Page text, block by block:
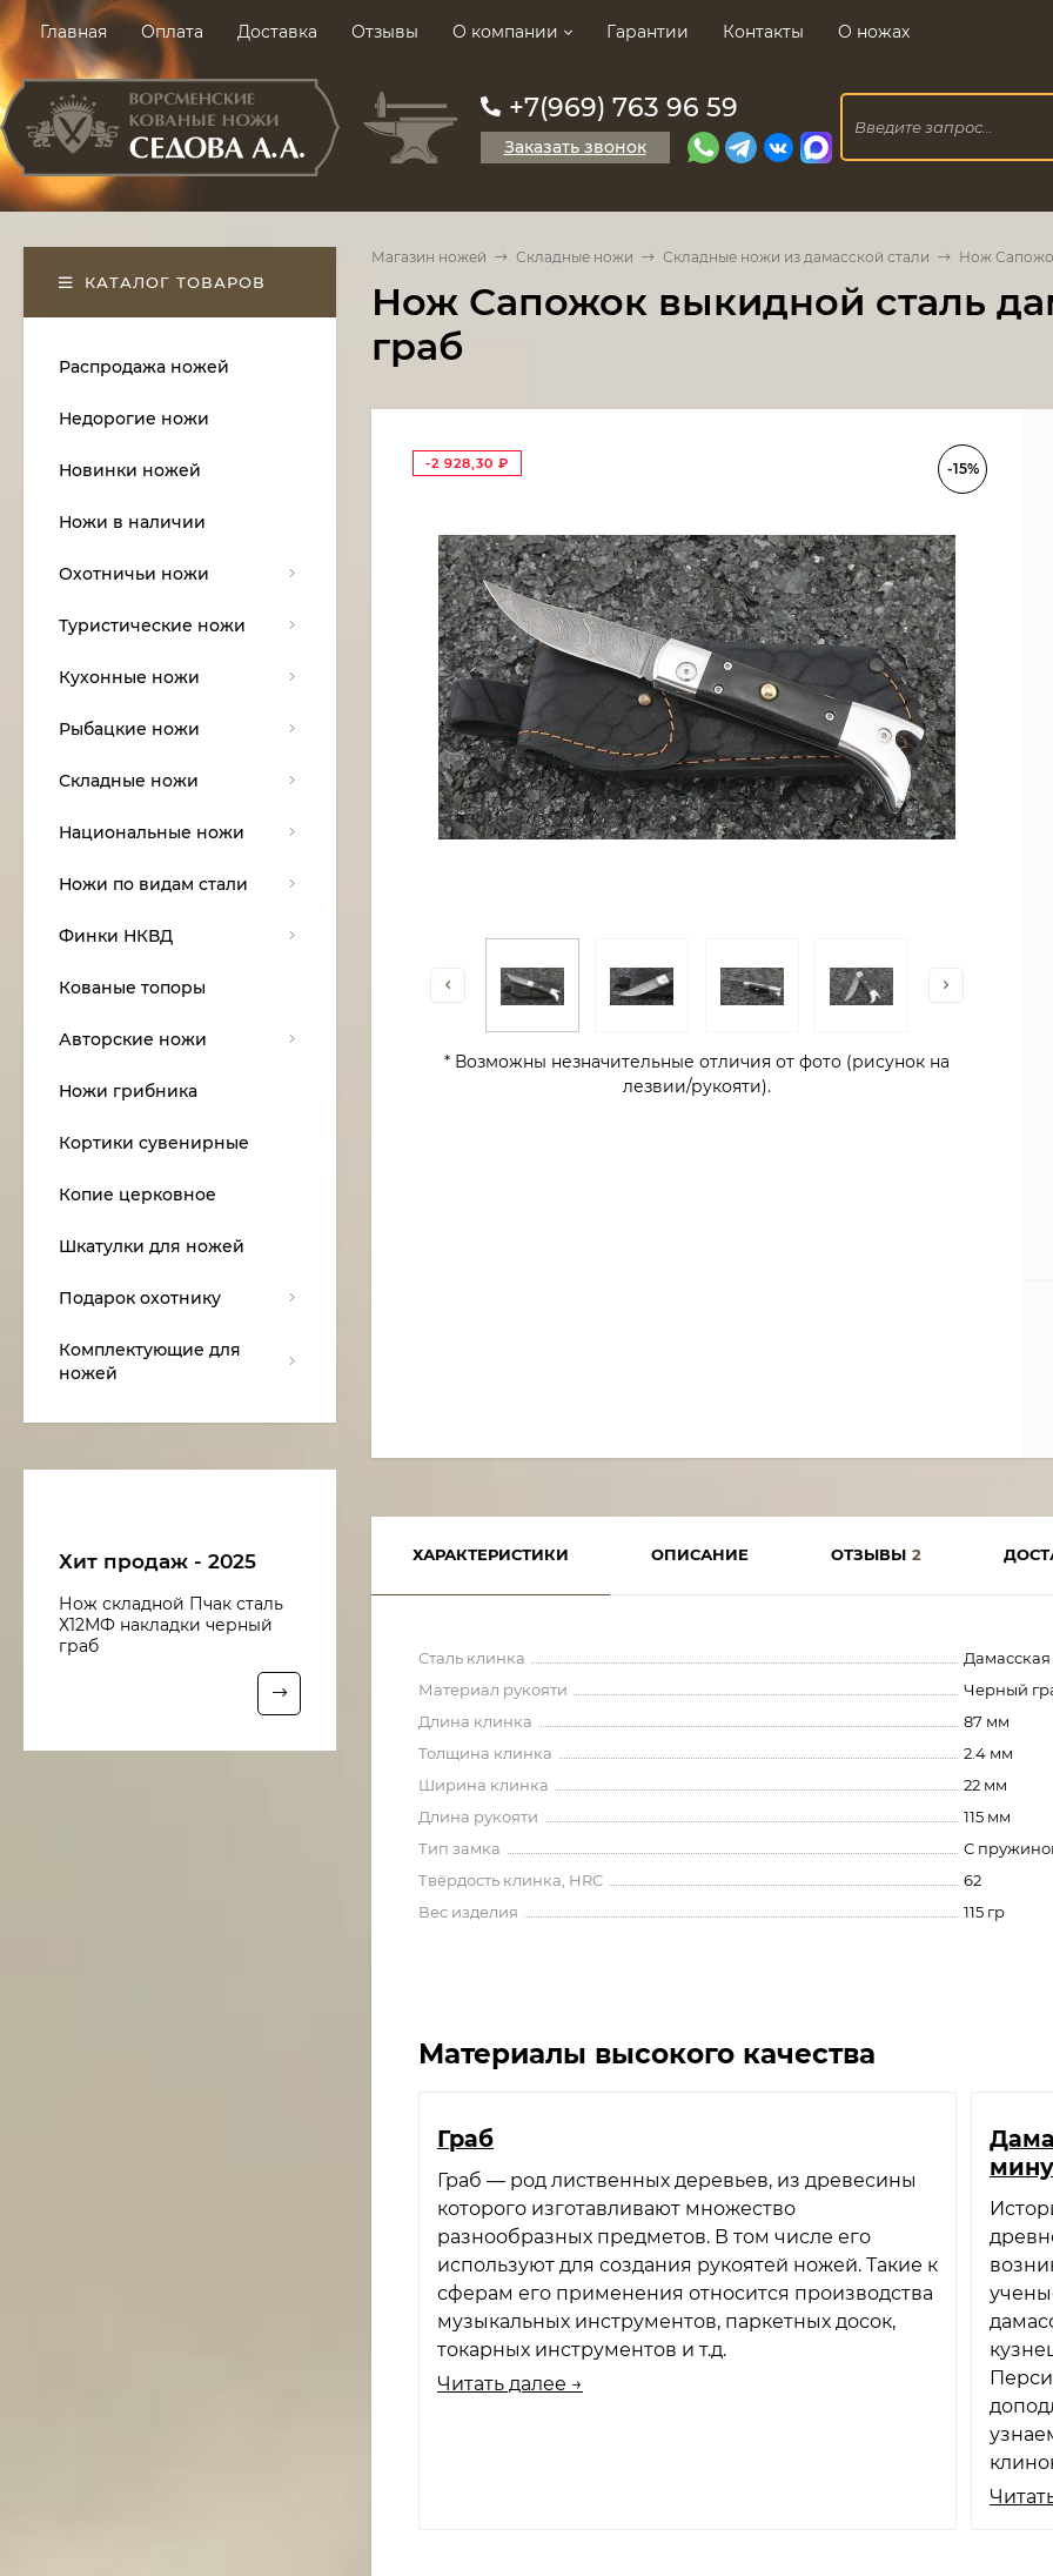
Главная Оплата Доставка Отзывы О компании Гарантии Контакты О ножах
+7(969) 763 96 59
Заказать звонок
Магазин ножей Складные ножи Складные ножи из дамасской стали Нож
Нож Сапожок выкидной сталь
граб
-15%
-2 928,30 ₽
* Возможны незначительные отличия от фото (рисунок на
лезвии/рукояти).
ХАРАКТЕРИСТИКИ ОПИСАНИЕ ОТЗЫВЫ 2
Сталь клинка
Дамасская
Материал рукояти
Черный
Длина клинка
87 мм
Толщина клинка
2.4 мм
Ширина клинка
22 мм
Длина рукояти
115 мм
Тип замка
С
Твёрдость клинка, HRC
62
Вес изделия
115 гр
Материалы высокого качества
Граб
Граб — род лиственных деревьев, из древесины
которого изготавливают множество
разнообразных предметов. В том числе его
используют для создания рукоятей ножей. Такие к
сферам его применения относится производства
музыкальных инструментов, паркетных досок,
токарных инструментов и т.д.
Читать далее →
КАТАЛОГ ТОВАРОВ
Распродажа ножей
Недорогие ножи
Новинки ножей
Ножи в наличии
Охотничьи ножи
Туристические ножи
Кухонные ножи
Рыбацкие ножи
Складные ножи
Национальные ножи
Ножи по видам стали
Финки НКВД
Кованые топоры
Авторские ножи
Ножи грибника
Кортики сувенирные
Копие церковное
Шкатулки для ножей
Подарок охотнику
Комплектующие для
ножей
Хит продаж - 2025
Нож складной Пчак сталь
Х12МФ накладки черный
граб